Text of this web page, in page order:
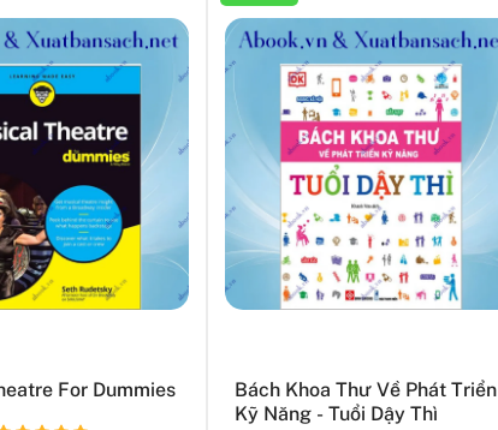
For Dummies
Bách Khoa Thư Về Phát Triển
Kỹ Năng - Tuổi Dậy Thì